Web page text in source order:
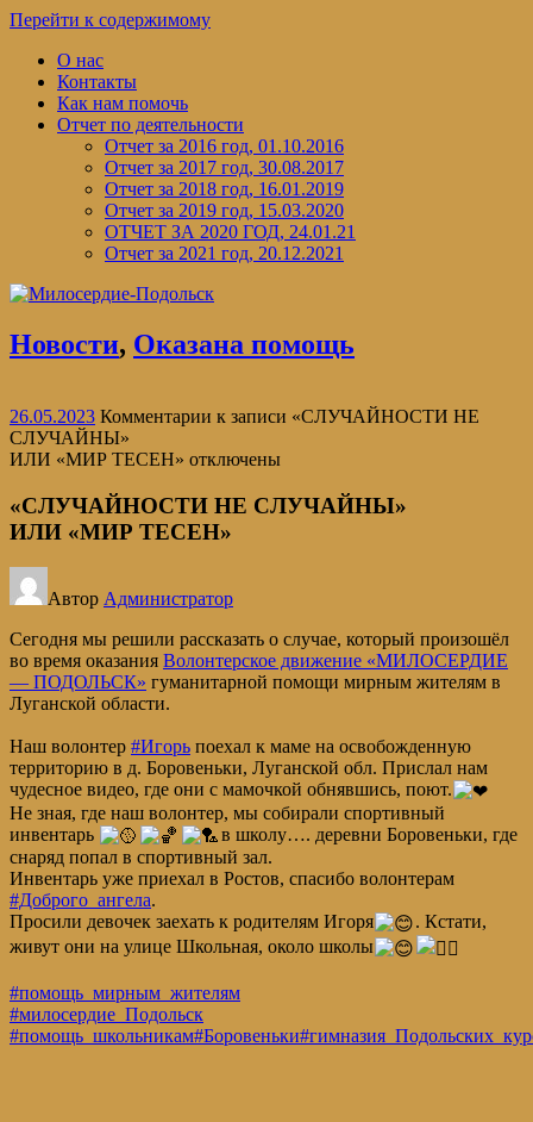
Перейти к содержимому
О нас
Контакты
Как нам помочь
Отчет по деятельности
Отчет за 2016 год, 01.10.2016
Отчет за 2017 год, 30.08.2017
Отчет за 2018 год, 16.01.2019
Отчет за 2019 год, 15.03.2020
ОТЧЕТ ЗА 2020 ГОД, 24.01.21
Отчет за 2021 год, 20.12.2021
Новости, Оказана помощь
26.05.2023 Комментарии к записи «СЛУЧАЙНОСТИ НЕ
СЛУЧАЙНЫ»
ИЛИ «МИР ТЕСЕН» отключены
«СЛУЧАЙНОСТИ НЕ СЛУЧАЙНЫ»
ИЛИ «МИР ТЕСЕН»
Автор Администратор
Сегодня мы решили рассказать о случае, который произошёл
во время оказания Волонтерское движение «МИЛОСЕРДИЕ
— ПОДОЛЬСК» гуманитарной помощи мирным жителям в
Луганской области.
Наш волонтер #Игорь поехал к маме на освобожденную
территорию в д. Боровеньки, Луганской обл. Прислал нам
чудесное видео, где они с мамочкой обнявшись, поют.
Не зная, где наш волонтер, мы собирали спортивный
инвентарь
в школу…. деревни Боровеньки, где
снаряд попал в спортивный зал.
Инвентарь уже приехал в Ростов, спасибо волонтерам
#Доброго_ангела.
Просили девочек заехать к родителям Игоря
. Кстати,
живут они на улице Школьная, около школы
#помощь_мирным_жителям
#милосердие_Подольск
#помощь_школьникам#Боровеньки